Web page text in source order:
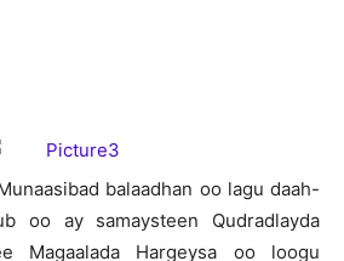
balaadhan oo lagu daah-
oo ay samaysteen Qudradlayda
Magaalada Hargeysa oo loogu